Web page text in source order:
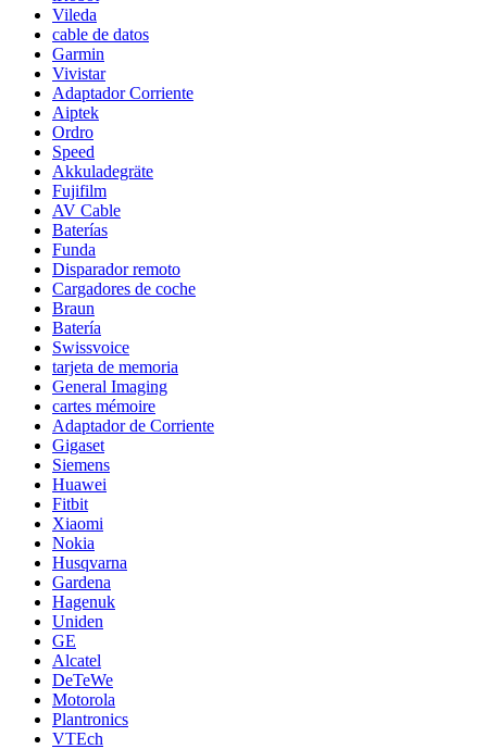
Vileda
cable de datos
Garmin
Vivistar
Adaptador Corriente
Aiptek
Ordro
Speed
Akkuladegräte
Fujifilm
AV Cable
Baterías
Funda
Disparador remoto
Cargadores de coche
Braun
Batería
Swissvoice
tarjeta de memoria
General Imaging
cartes mémoire
Adaptador de Corriente
Gigaset
Siemens
Huawei
Fitbit
Xiaomi
Nokia
Husqvarna
Gardena
Hagenuk
Uniden
GE
Alcatel
DeTeWe
Motorola
Plantronics
VTEch